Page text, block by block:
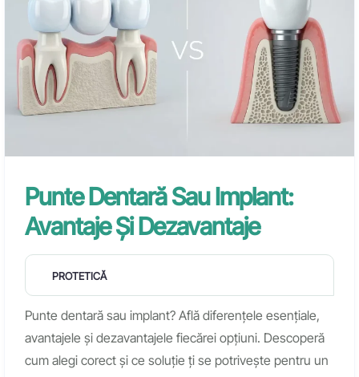
Punte Dentară Sau Implant:
Avantaje Și Dezavantaje
PROTETICĂ
Punte dentară sau implant? Află diferențele esențiale,
avantajele și dezavantajele fiecărei opțiuni. Descoperă
cum alegi corect și ce soluție ți se potrivește pentru un